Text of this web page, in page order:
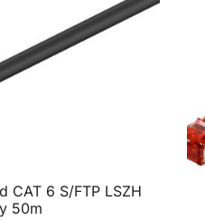
CAT 6 S/FTP LSZH
50m